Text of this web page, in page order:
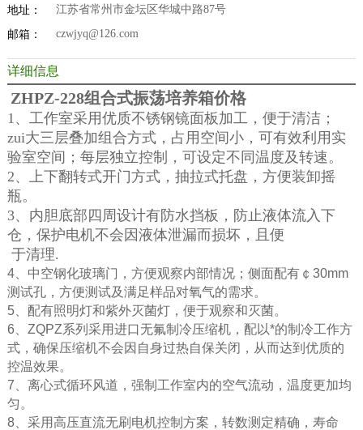
地址： 江苏省常州市金坛区华城中路87号
邮箱： czwjyq@126.com
详细信息
ZHPZ-228组合式振荡培养箱价格
1、工作室采用优质不锈钢镜面板加工，便于清洁；
zui大三层叠加组合方式，占用空间小，可有效利用实
验室空间；每层独立控制，可设定不同温度及转速。
2、上下翻转式开门方式，抽拉式托盘，方便装卸摇
瓶。
3、内胆底部四周设计有防水挡板，防止液体流入下
仓，保护电机不会因液体泄漏而损坏，且便
于清理.
4、中空钢化玻璃门，方便观察内部情况；侧面配有￠30mm
测试孔，方便测试及满足样品对氧气的需求。
5、配有照明灯和紫外灭菌灯，便于观察和灭菌。
6、ZQPZ系列采用进口无氟制冷压缩机，配以*的制冷工作方
式，确保压缩机不会因自身过热自保关闭，从而达到优质的
控温效果。
7、离心式循环风道，强制工作室内的空气流动，温度更加均
匀。
8、采用高压直流无刷电机控制方案，转数测定精确，寿命